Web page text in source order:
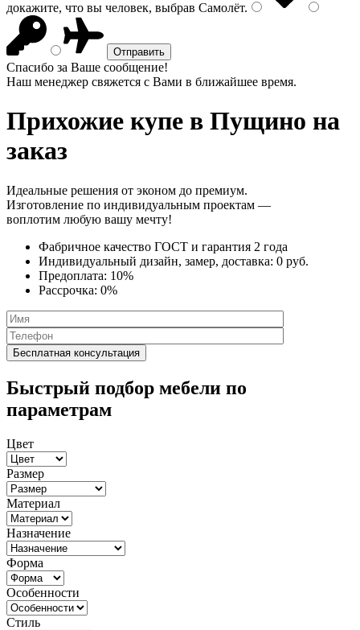
докажите, что вы человек, выбрав Самолёт.
Спасибо за Ваше сообщение!
Наш менеджер свяжется с Вами в ближайшее время.
Прихожие купе в Пущино на
заказ
Идеальные решения от эконом до премиум.
Изготовление по индивидуальным проектам —
воплотим любую вашу мечту!
Фабричное качество ГОСТ и гарантия 2 года
Индивидуальный дизайн, замер, доставка: 0 руб.
Предоплата: 10%
Рассрочка: 0%
Быстрый подбор мебели по
параметрам
Цвет
Размер
Материал
Назначение
Форма
Особенности
Стиль